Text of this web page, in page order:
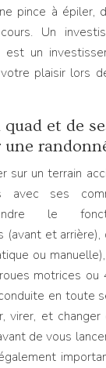
pince à épiler,
Un
un
plaisir lors
et de
sur un terrain
avec ses
le
(avant et
ou
motrices ou
en toute
virer, et
de vous